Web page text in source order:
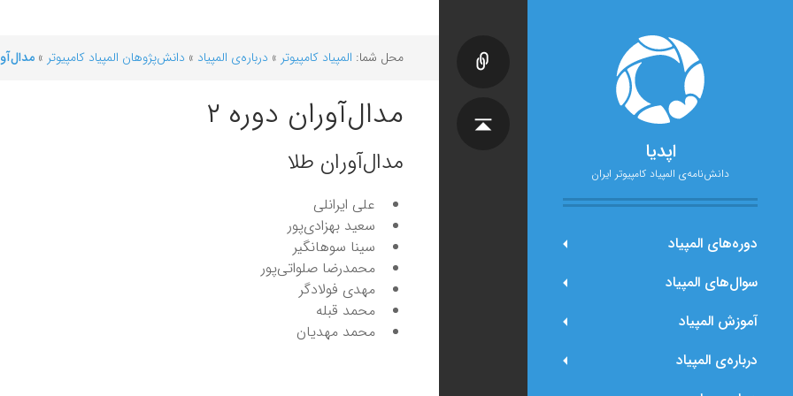
اپدیا
دانش‌نامه‌ی المپیاد کامپیوتر ایران
دوره‌های المپیاد
سوال‌های المپیاد
آموزش المپیاد
درباره‌ی المپیاد
محل شما: المپیاد کامپیوتر » درباره‌ی المپیاد » دانش‌پژوهان المپیاد کامپیوتر »
مدال‌آوران دوره ۲
مدال‌آوران طلا
علی ایرانلی
سعید بهزادی‌پور
سینا سوهانگیر
محمدرضا صلواتی‌پور
مهدی فولادگر
محمد قبله
محمد مهدیان